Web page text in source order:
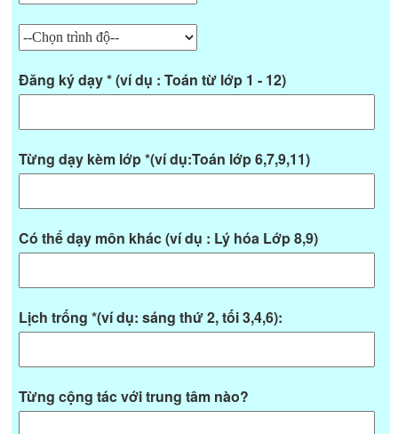
Đăng ký dạy * (ví dụ : Toán từ lớp 1 - 12)
Từng dạy kèm lớp *(ví dụ:Toán lớp 6,7,9,11)
Có thể dạy môn khác (ví dụ : Lý hóa Lớp 8,9)
Lịch trống *(ví dụ: sáng thứ 2, tối 3,4,6):
Từng cộng tác với trung tâm nào?